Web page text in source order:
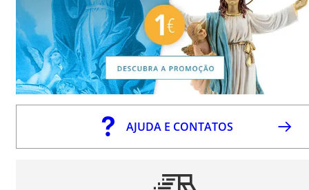
AJUDA E CONTATOS